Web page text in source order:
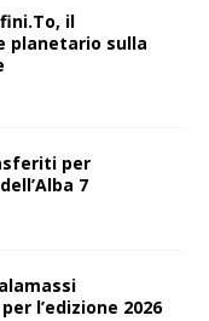
il
planetario sulla
per
7
l’edizione 2026